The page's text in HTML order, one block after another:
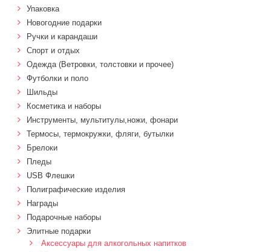
Упаковка
Новогодние подарки
Ручки и карандаши
Спорт и отдых
Одежда (Ветровки, толстовки и прочее)
Футболки и поло
Шильды
Косметика и наборы
Инструменты, мультитулы,ножи, фонари
Термосы, термокружки, фляги, бутылки
Брелоки
Пледы
USB Флешки
Полиграфические изделия
Награды
Подарочные наборы
Элитные подарки
Аксессуары для алкогольных напитков